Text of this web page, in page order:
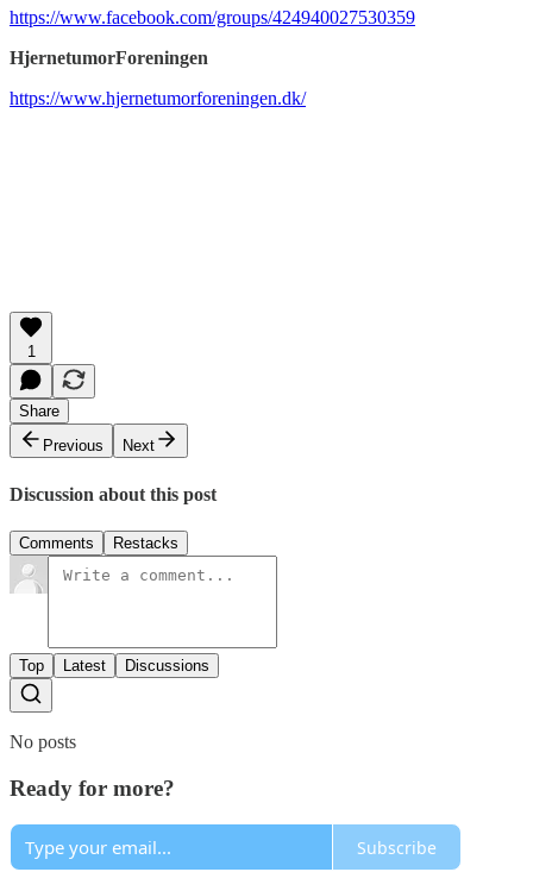
https://www.facebook.com/groups/424940027530359
HjernetumorForeningen
https://www.hjernetumorforeningen.dk/
1
Share
Previous
Next
Discussion about this post
Comments Restacks
Top Latest Discussions
No posts
Ready for more?
Subscribe